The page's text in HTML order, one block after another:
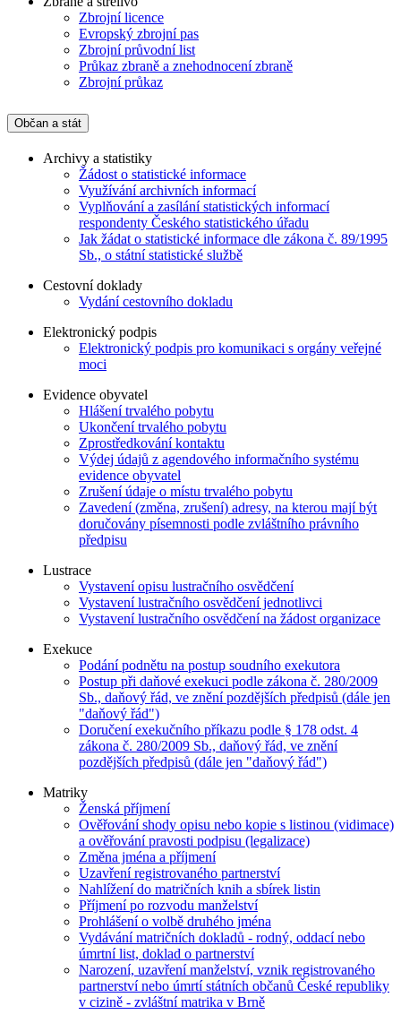
Zbrojní licence
Evropský zbrojní pas
Zbrojní průvodní list
Průkaz zbraně a znehodnocení zbraně
Zbrojní průkaz
Občan a stát
Archivy a statistiky
Žádost o statistické informace
Využívání archivních informací
Vyplňování a zasílání statistických informací
respondenty Českého statistického úřadu
Jak žádat o statistické informace dle zákona č. 89/1995
Sb., o státní statistické službě
Cestovní doklady
Vydání cestovního dokladu
Elektronický podpis
Elektronický podpis pro komunikaci s orgány veřejné
moci
Evidence obyvatel
Hlášení trvalého pobytu
Ukončení trvalého pobytu
Zprostředkování kontaktu
Výdej údajů z agendového informačního systému
evidence obyvatel
Zrušení údaje o místu trvalého pobytu
Zavedení (změna, zrušení) adresy, na kterou mají být
doručovány písemnosti podle zvláštního právního
předpisu
Lustrace
Vystavení opisu lustračního osvědčení
Vystavení lustračního osvědčení jednotlivci
Vystavení lustračního osvědčení na žádost organizace
Exekuce
Podání podnětu na postup soudního exekutora
Postup při daňové exekuci podle zákona č. 280/2009
Sb., daňový řád, ve znění pozdějších předpisů (dále jen
"daňový řád")
Doručení exekučního příkazu podle § 178 odst. 4
zákona č. 280/2009 Sb., daňový řád, ve znění
pozdějších předpisů (dále jen "daňový řád")
Matriky
Ženská příjmení
Ověřování shody opisu nebo kopie s listinou (vidimace)
a ověřování pravosti podpisu (legalizace)
Změna jména a příjmení
Uzavření registrovaného partnerství
Nahlížení do matričních knih a sbírek listin
Příjmení po rozvodu manželství
Prohlášení o volbě druhého jména
Vydávání matričních dokladů - rodný, oddací nebo
úmrtní list, doklad o partnerství
Narození, uzavření manželství, vznik registrovaného
partnerství nebo úmrtí státních občanů České republiky
v cizině - zvláštní matrika v Brně